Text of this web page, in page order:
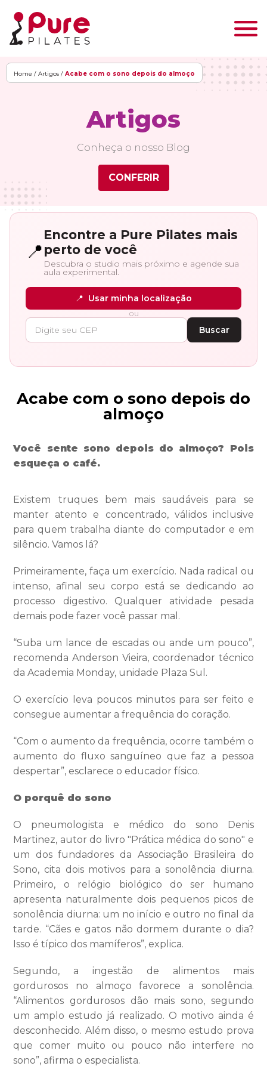
Home / Artigos / Acabe com o sono depois do almoço
Artigos
Conheça o nosso Blog
CONFERIR
📍
Encontre a Pure Pilates mais
perto de você
Descubra o studio mais próximo e agende sua
aula experimental.
📍 Usar minha localização
ou
Buscar
Acabe com o sono depois do
almoço
Você sente sono depois do almoço? Pois
esqueça o café.
Existem truques bem mais saudáveis para se
manter atento e concentrado, válidos inclusive
para quem trabalha diante do computador e em
silêncio. Vamos lá?
Primeiramente, faça um exercício. Nada radical ou
intenso, afinal seu corpo está se dedicando ao
processo digestivo. Qualquer atividade pesada
demais pode fazer você passar mal.
“Suba um lance de escadas ou ande um pouco”,
recomenda Anderson Vieira, coordenador técnico
da Academia Monday, unidade Plaza Sul.
O exercício leva poucos minutos para ser feito e
consegue aumentar a frequência do coração.
“Com o aumento da frequência, ocorre também o
aumento do fluxo sanguíneo que faz a pessoa
despertar”, esclarece o educador físico.
O porquê do sono
O pneumologista e médico do sono Denis
Martinez, autor do livro "Prática médica do sono" e
um dos fundadores da Associação Brasileira do
Sono, cita dois motivos para a sonolência diurna.
Primeiro, o relógio biológico do ser humano
apresenta naturalmente dois pequenos picos de
sonolência diurna: um no início e outro no final da
tarde. “Cães e gatos não dormem durante o dia?
Isso é típico dos mamíferos”, explica.
Segundo, a ingestão de alimentos mais
gordurosos no almoço favorece a sonolência.
“Alimentos gordurosos dão mais sono, segundo
um amplo estudo já realizado. O motivo ainda é
desconhecido. Além disso, o mesmo estudo prova
que comer muito ou pouco não interfere no
sono”, afirma o especialista.